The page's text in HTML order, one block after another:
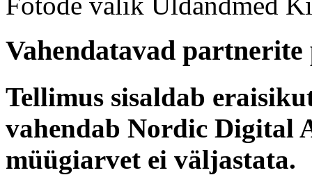
Vahendatavad
Tellimus sisaldab
vahendab Nordic Digital
müügiarvet ei väljastata.